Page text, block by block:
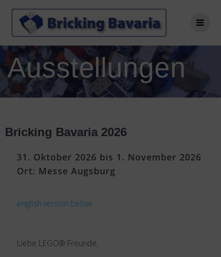
Ausstellungen
Bricking Bavaria 2026
31. Oktober 2026 bis 1. November 2026
Ort: Messe Augsburg
english version below
Liebe LEGO® Freunde,